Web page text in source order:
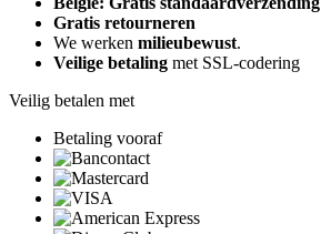
Gratis retourneren
We werken milieubewust.
Veilige betaling met SSL-codering
Veilig betalen met
Betaling vooraf